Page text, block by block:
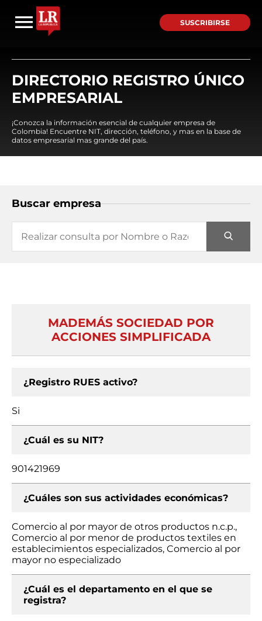
SUSCRIBIRSE
DIRECTORIO REGISTRO ÚNICO
EMPRESARIAL
¡Conozca la información esencial de cualquier empresa de
Colombia! Encuentre NIT, dirección, teléfono, y mas en la base de
datos empresarial mas grande del país.
Buscar empresa
MADEMÁS SOCIEDAD POR
ACCIONES SIMPLIFICADA
¿Registro RUES activo?
Si
¿Cuál es su NIT?
901421969
¿Cuáles son sus actividades económicas?
Comercio al por mayor de otros productos n.c.p.,
Comercio al por menor de productos textiles en
establecimientos especializados, Comercio al por
mayor no especializado
¿Cuál es el departamento en el que se
registra?